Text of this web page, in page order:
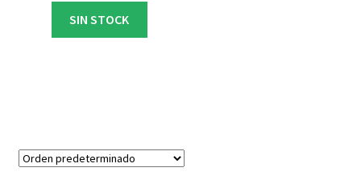
SIN STOCK